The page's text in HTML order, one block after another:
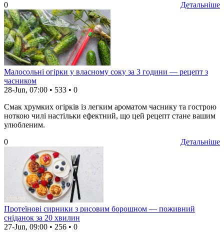
Детальніше
0
Малосольні огірки у власному соку за 3 години — рецепт з
часником
28-Jun, 07:00 • 533 • 0
Смак хрумких огірків із легким ароматом часнику та гострою
ноткою чилі настільки ефектний, що цей рецепт стане вашим
улюбленим.
Детальніше
0
Протеїнові сирники з рисовим борошном — поживний
сніданок за 20 хвилин
27-Jun, 09:00 • 256 • 0